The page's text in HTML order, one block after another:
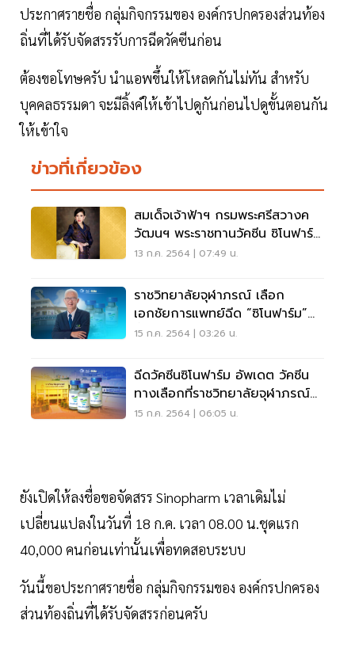
ประกาศรายชื่อ กลุ่มกิจกรรมของ องค์กรปกครองส่วนท้อง
ถิ่นที่ได้รับจัดสรรรับการฉีดวัคซีนก่อน
ต้องขอโทษครับ นำแอพขึ้นให้โหลดกันไม่ทัน สำหรับ
บุคคลธรรมดา จะมีลิ้งค์ให้เข้าไปดูกันก่อนไปดูขั้นตอนกัน
ให้เข้าใจ
ข่าวที่เกี่ยวข้อง
สมเด็จเจ้าฟ้าฯ กรมพระศรีสวางค
วัฒนฯ พระราชทานวัคซีน ซิโนฟาร์ม
ชุมชนวังหลัง
13 ก.ค. 2564 | 07:49 น.
ราชวิทยาลัยจุฬาภรณ์ เลือก
เอกชัยการแพทย์ฉีด “ซิโนฟาร์ม”
พื้นที่สีแดง
15 ก.ค. 2564 | 03:26 น.
ฉีดวัคซีนซิโนฟาร์ม อัพเดต วัคซีน
ทางเลือกที่ราชวิทยาลัยจุฬาภรณ์
เลือก
15 ก.ค. 2564 | 06:05 น.
ยังเปิดให้ลงชื่อขอจัดสรร Sinopharm เวลาเดิมไม่
เปลี่ยนแปลงในวันที่ 18 ก.ค. เวลา 08.00 น.ชุดแรก
40,000 คนก่อนเท่านั้นเพื่อทดสอบระบบ
วันนี้ขอประกาศรายชื่อ กลุ่มกิจกรรมของ องค์กรปกครอง
ส่วนท้องถิ่นที่ได้รับจัดสรรก่อนครับ